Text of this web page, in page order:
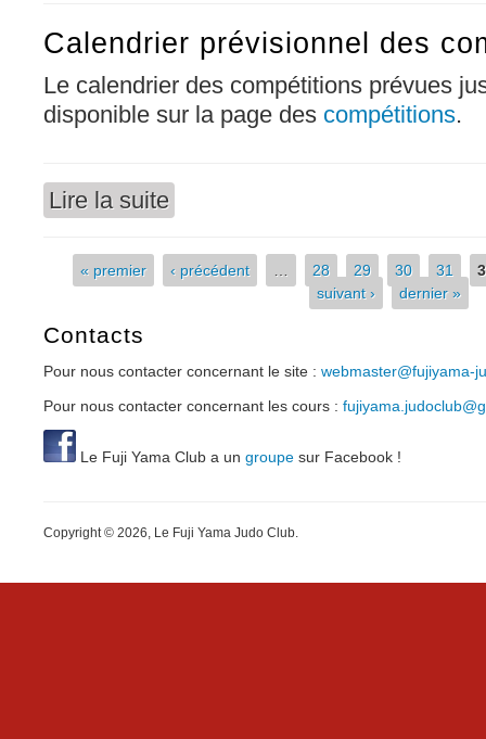
Calendrier prévisionnel des
Le calendrier des compétitions prévues
disponible sur la page des compétitions.
Lire la suite
Pages
« premier ‹ précédent 28 29 30 31
suivant ›
dernier »
Contacts
Pour nous contacter concernant le site : webmaster@fujiyama-
Pour nous contacter concernant les cours :
Le Fuji Yama Club a un groupe sur Facebook !
Copyright © 2026, Le Fuji Yama Judo Club.